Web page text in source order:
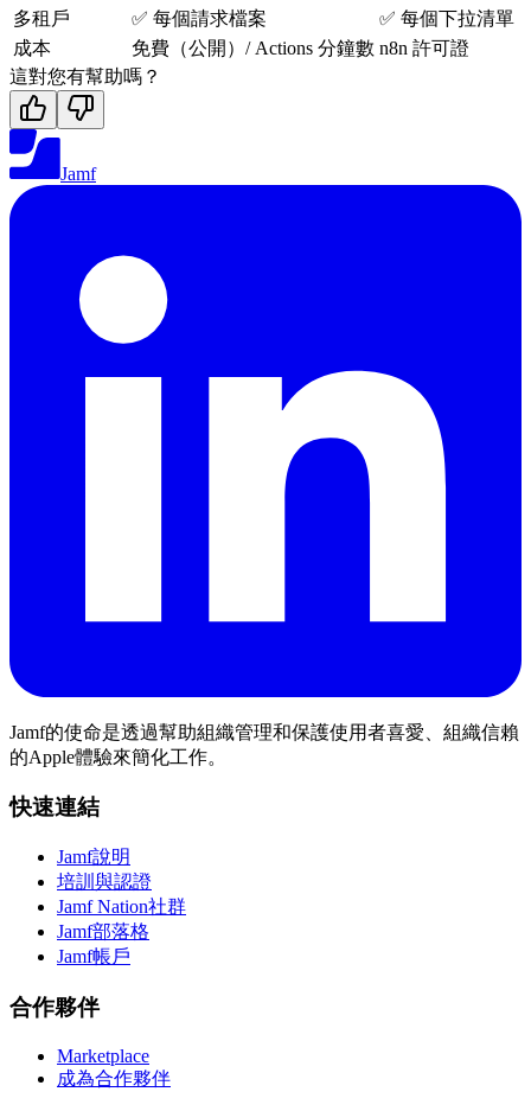
多租戶
✅ 每個請求檔案
✅ 每個下拉清單
成本
免費（公開）/ Actions 分鐘數 n8n 許可證
這對您有幫助嗎？
Jamf
Jamf的使命是透過幫助組織管理和保護使用者喜愛、組織信賴
的Apple體驗來簡化工作。
快速連結
Jamf說明
培訓與認證
Jamf Nation社群
Jamf部落格
Jamf帳戶
合作夥伴
Marketplace
成為合作夥伴